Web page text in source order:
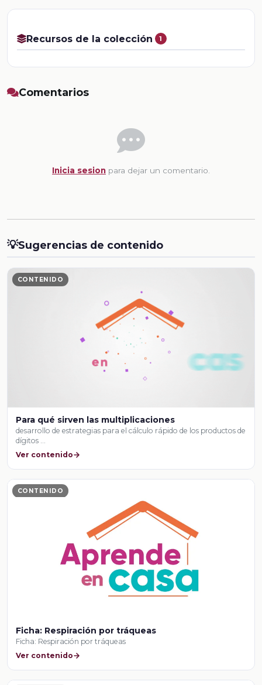
Recursos de la colección 1
Comentarios
Inicia sesion para dejar un comentario.
💡Sugerencias de contenido
CONTENIDO
Para qué sirven las multiplicaciones
desarrollo de estrategias para el cálculo rápido de los productos de
dígitos …
Ver contenido
CONTENIDO
Ficha: Respiración por tráqueas
Ficha: Respiración por tráqueas
Ver contenido